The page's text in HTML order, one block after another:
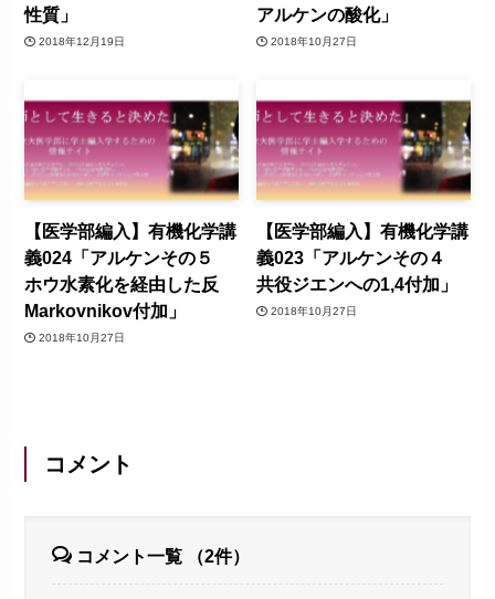
性質」
2018年12月19日
アルケンの酸化」
2018年10月27日
【医学部編入】有機化学講
義024「アルケンその５
ホウ水素化を経由した反
Markovnikov付加」
2018年10月27日
【医学部編入】有機化学講
義023「アルケンその４
共役ジエンへの1,4付加」
2018年10月27日
コメント
コメント一覧 （2件）